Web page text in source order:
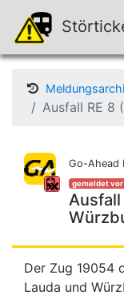
Ausfall RE 8
Go-Ahead
gemeldet vor
Ausfall
Der Zug 19054
Lauda und